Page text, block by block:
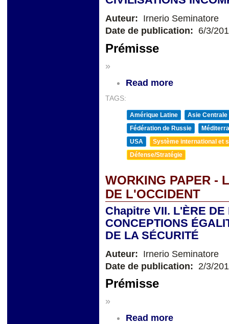
Auteur: Irnerio Seminatore
Date de publication: 6/3/
Prémisse
»
Read more
TAGS:
Amérique Latine
Asie Centrale
Fédération de Russie
USA
Système international et
Défense/Stratégie
WORKING PAPER -
DE L'OCCIDENT
Chapitre VII. L'ÈRE
CONCEPTIONS
DE LA SÉCURITÉ
Auteur: Irnerio Seminatore
Date de publication: 2/3/
Prémisse
»
Read more